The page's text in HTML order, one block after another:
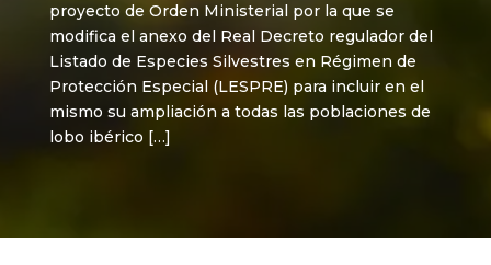
proyecto de Orden Ministerial por la que se
modifica el anexo del Real Decreto regulador del
Listado de Especies Silvestres en Régimen de
Protección Especial (LESPRE) para incluir en el
mismo su ampliación a todas las poblaciones de
lobo ibérico […]